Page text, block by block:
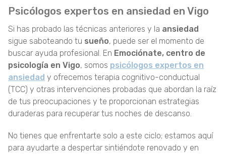
Psicólogos expertos en ansiedad en Vigo
Si has probado las técnicas anteriores y la ansiedad
sigue saboteando tu sueño, puede ser el momento de
buscar ayuda profesional. En Emociónate, centro de
psicología en Vigo, somos psicólogos expertos en
ansiedad y ofrecemos terapia cognitivo-conductual
(TCC) y otras intervenciones probadas que abordan la raíz
de tus preocupaciones y te proporcionan estrategias
duraderas para recuperar tus noches de descanso.
No tienes que enfrentarte solo a este ciclo; estamos aquí
para ayudarte a despertar sintiéndote renovado y en